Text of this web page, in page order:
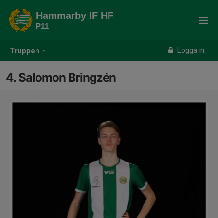
Truppen Logga in
Hammarby IF HF
P11
4. Salomon Bringzén